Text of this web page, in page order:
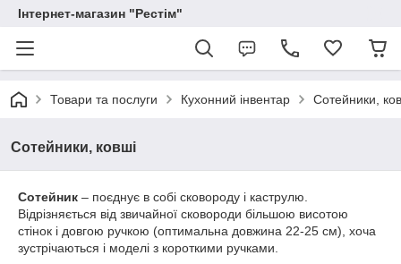
Інтернет-магазин "Рестім"
Товари та послуги Кухонний інвентар Сотейники,
Сотейники, ковші
Сотейник – поєднує в собі сковороду і каструлю.
Відрізняється від звичайної сковороди більшою висотою
стінок і довгою ручкою (оптимальна довжина 22-25 см), хоча
зустрічаються і моделі з короткими ручками.